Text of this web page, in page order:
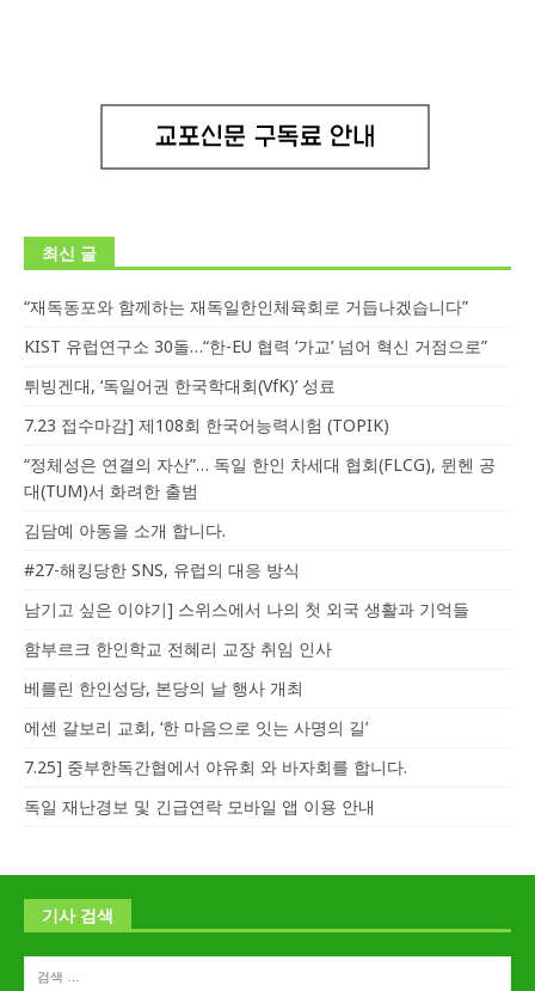
최신 글
“재독동포와 함께하는 재독일한인체육회로 거듭나겠습니다”
KIST 유럽연구소 30돌…“한-EU 협력 ‘가교’ 넘어 혁신 거점으로”
튀빙겐대, ‘독일어권 한국학대회(VfK)’ 성료
7.23 접수마감] 제108회 한국어능력시험 (TOPIK)
“정체성은 연결의 자산”… 독일 한인 차세대 협회(FLCG), 뮌헨 공
대(TUM)서 화려한 출범
김담예 아동을 소개 합니다.
#27-해킹당한 SNS, 유럽의 대응 방식
남기고 싶은 이야기] 스위스에서 나의 첫 외국 생활과 기억들
함부르크 한인학교 전혜리 교장 취임 인사
베를린 한인성당, 본당의 날 행사 개최
에센 갈보리 교회, ‘한 마음으로 잇는 사명의 길’
7.25] 중부한독간협에서 야유회 와 바자회를 합니다.
독일 재난경보 및 긴급연락 모바일 앱 이용 안내
기사 검색